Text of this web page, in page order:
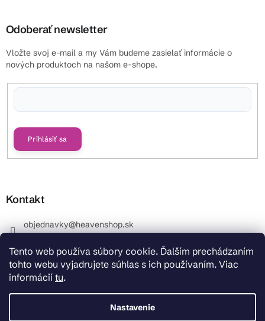
Tento web používa súbory cookie. Ďalším prechádzaním
tohto webu vyjadrujete súhlas s ich používaním. Viac
informácií tu.
Nastavenie
Odoberať newsletter
Vložte svoj e-mail a my Vám budeme zasielať informácie o
nových produktoch na našom e-shope.
Prihlásiť sa
Kontakt
objednavky@heavenshop.sk
_Info objednávky : +421 914 399 399 Pracovné dni od
8.00 hod. do 12.00 . REKLAMÁCIE : +421 914 399 399
HeavenShop.sk
HeavenShop.sk